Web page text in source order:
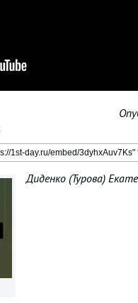
Диденко (Турова)